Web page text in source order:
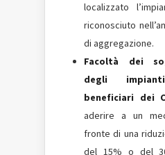
localizzato
riconosciuto
di aggregazione.
Facoltà dei
degli
beneficiari dei
aderire a un
fronte di una
del 15% o del